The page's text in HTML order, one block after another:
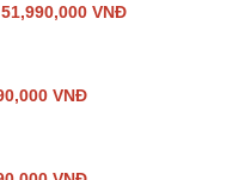
51,990,000 VNĐ
VNĐ